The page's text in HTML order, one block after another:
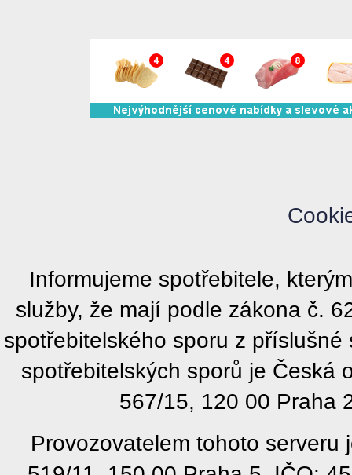
Informujeme spotřebitele,
služby, že mají podle zákona č.
spotřebitelského sporu z
spotřebitelských sporů je Česká
567/15, 120 00 Praha
Provozovatelem tohoto